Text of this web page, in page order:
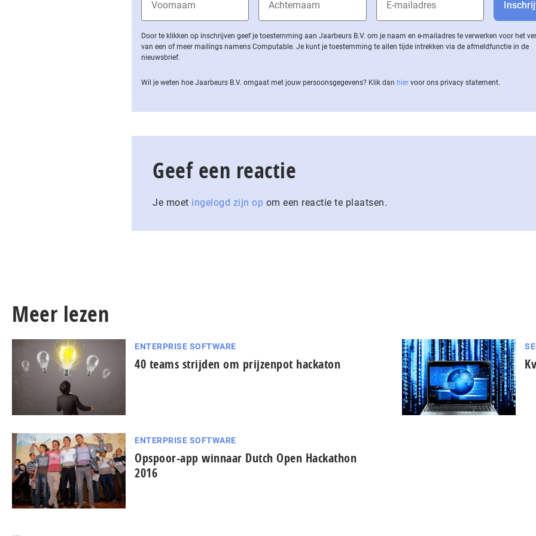
Door te klikken op inschrijven geef je toestemming aan Jaarbeurs B.V. om je naam en e-mailadres te verwerken voor het
van een of meer mailings namens Computable. Je kunt je toestemming te allen tijde intrekken via de af­meld­func­tie in de
nieuwsbrief.
Wil je weten hoe Jaarbeurs B.V. omgaat met jouw per­soons­ge­ge­vens? Klik dan hier voor ons privacy statement.
Geef een reactie
Je moet ingelogd zijn op om een reactie te plaatsen.
Meer lezen
ENTERPRISE SOFTWARE
40 teams strijden om prijzenpot hackaton
ENTERPRISE SOFTWARE
Opspoor-app winnaar Dutch Open Hackathon
2016
...